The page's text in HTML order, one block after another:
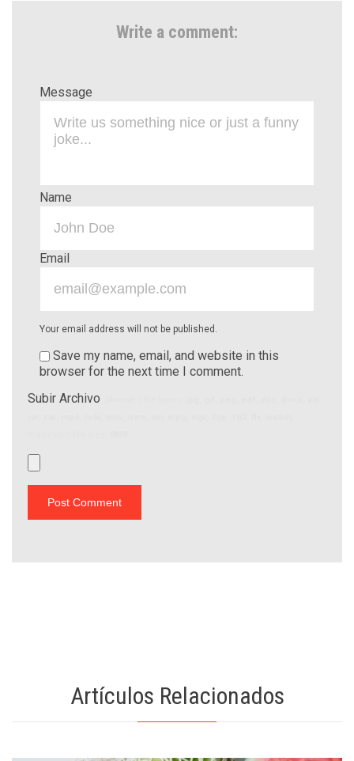
Write a comment:
Message
Name
Email
Your email address will not be published.
Save my name, email, and website in this
browser for the next time I comment.
Subir Archivo
Artículos Relacionados